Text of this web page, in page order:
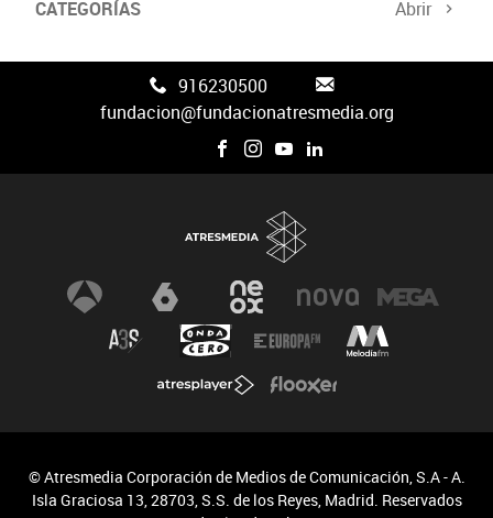
CATEGORÍAS Abrir
916230500
fundacion@fundacionatresmedia.org
© Atresmedia Corporación de Medios de Comunicación, S.A - A.
Isla Graciosa 13, 28703, S.S. de los Reyes, Madrid. Reservados